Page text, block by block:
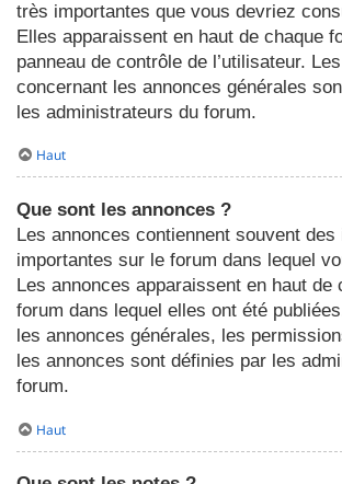
très importantes que vous devriez
Elles apparaissent en haut de chaque
panneau de contrôle de l’utilisateur.
concernant les annonces générales
les administrateurs du forum.
Haut
Que sont les annonces ?
Les annonces contiennent souvent des
importantes sur le forum dans lequel
Les annonces apparaissent en haut de
forum dans lequel elles ont été
les annonces générales, les
les annonces sont définies par les
forum.
Haut